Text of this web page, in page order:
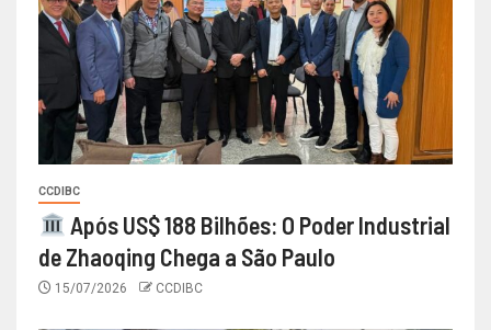
CCDIBC
Após US$ 188 Bilhões: O Poder Industrial
de Zhaoqing Chega a São Paulo
15/07/2026 CCDIBC